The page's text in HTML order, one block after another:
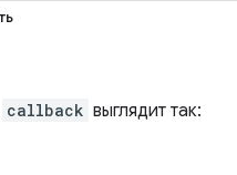
callback выглядит так: